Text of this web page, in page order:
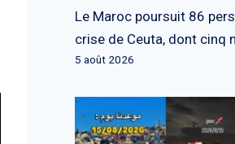
Le Maroc poursuit 86
crise de Ceuta, dont cinq
5 août 2026